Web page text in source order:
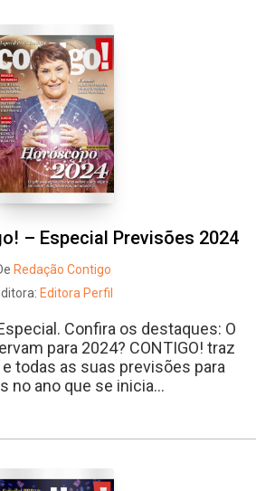
– Especial Previsões 2024
Redação Contigo
Editora Perfil
Confira os destaques: O
para 2024? CONTIGO! traz
todas as suas previsões para
no ano que se inicia...